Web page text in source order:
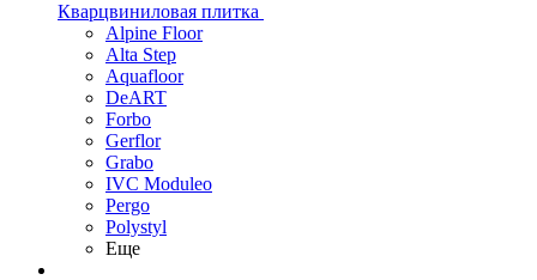
Кварцвиниловая плитка
Alpine Floor
Alta Step
Aquafloor
DeART
Forbo
Gerflor
Grabo
IVC Moduleo
Pergo
Polystyl
Еще